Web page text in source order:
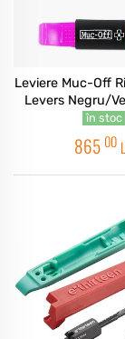
Leviere Muc-Off
Levers Negru/
Set 24
în stoc
865 00